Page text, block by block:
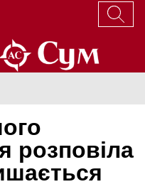
розповіла